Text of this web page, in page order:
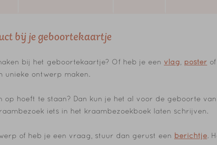
bij je geboortekaartje
bij het geboortekaartje? Of heb je een vlag poster
unieke ontwerp maken.
hoeft te staan? Dan kun je het al voor de geboorte
iets in het kraambezoekboek laten schrijven.
of heb je een vraag, stuur dan gerust een berichtje.